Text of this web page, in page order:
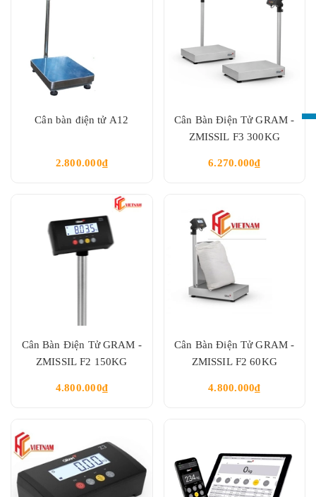
Cân bàn điện tử A12
2.800.000₫
Cân Bàn Điện Tử GRAM -
ZMISSIL F3 300KG
6.270.000₫
Cân Bàn Điện Tử GRAM -
ZMISSIL F2 150KG
4.800.000₫
Cân Bàn Điện Tử GRAM -
ZMISSIL F2 60KG
4.800.000₫